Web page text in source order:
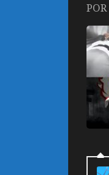
POR